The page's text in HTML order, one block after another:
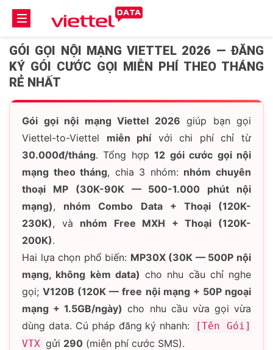
GÓI GỌI NỘI MẠNG VIETTEL 2026 — ĐĂNG
KÝ GÓI CƯỚC GỌI MIỄN PHÍ THEO THÁNG
RẺ NHẤT
Gói gọi nội mạng Viettel 2026 giúp bạn gọi
Viettel-to-Viettel miễn phívới chi phí chỉ từ
30.000đ/tháng. Tổng hợp12 gói cước gọi nội
mạng theo tháng, chia 3 nhóm: nhóm chuyên
thoại MP (30K-90K — 500-1.000 phút nội
mạng), nhóm Combo Data + Thoại (120K-
230K), và nhóm Free MXH + Thoại (120K-
200K).
Hai lựa chọn phổ biến: MP30X (30K — 500P nội
mạng, không kèm data) cho nhu cầu chỉ nghe
gọi;V120B (120K — free nội mạng + 50P ngoại
mạng + 1.5GB/ngày) cho nhu cầu vừa gọi vừa
dùng data. Cú pháp đăng ký nhanh:
[Tên Gói]
VTX gửi 290 (miễn phí cước SMS).